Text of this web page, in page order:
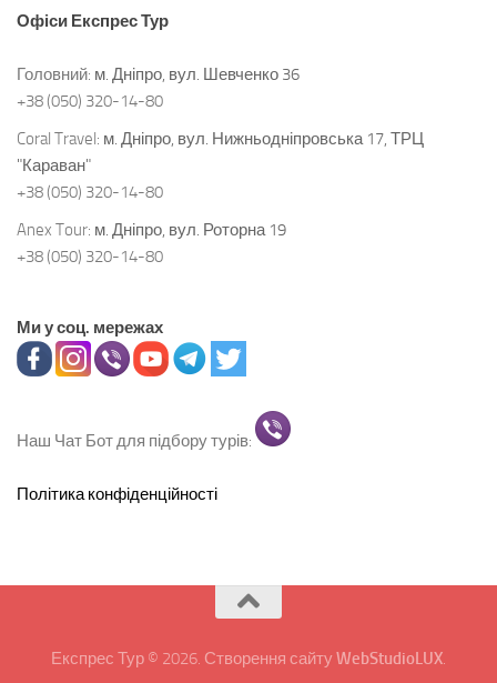
Офіси Експрес Тур
Головний: м. Дніпро, вул. Шевченко 36
+38 (050) 320-14-80
Coral Travel: м. Дніпро, вул. Нижньодніпровська 17, ТРЦ
"Караван"
+38 (050) 320-14-80
Anex Tour: м. Дніпро, вул. Роторна 19
+38 (050) 320-14-80
Ми у соц. мережах
Наш Чат Бот для підбору турів:
Політика конфіденційності
Експрес Тур © 2026. Створення сайту WebStudioLUX.